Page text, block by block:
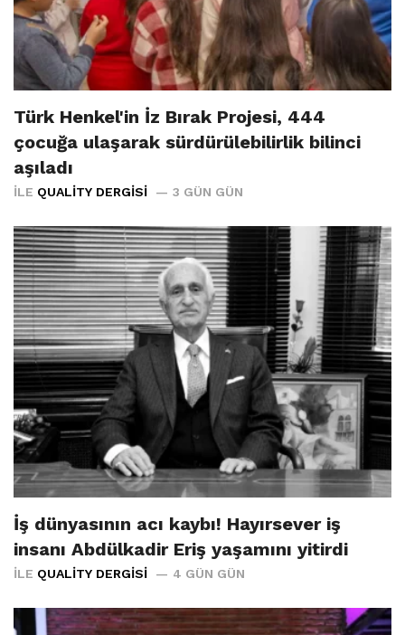
Türk Henkel'in İz Bırak Projesi, 444
çocuğa ulaşarak sürdürülebilirlik bilinci
aşıladı
İLE QUALITY DERGISI 3 GÜN GÜN
İş dünyasının acı kaybı! Hayırsever iş
insanı Abdülkadir Eriş yaşamını yitirdi
İLE QUALITY DERGISI 4 GÜN GÜN